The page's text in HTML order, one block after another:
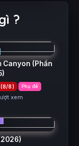
?
Canyon (Phần
(8/8) Phụ đề
xem